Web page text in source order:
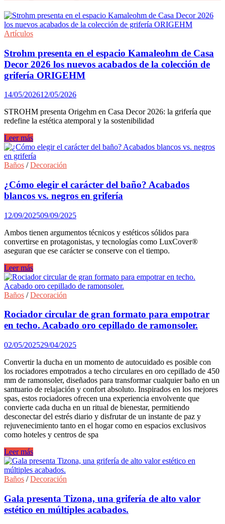
Artículos
Strohm presenta en el espacio Kamaleohm de Casa
Decor 2026 los nuevos acabados de la colección de
grifería ORIGEHM
14/05/202612/05/2026
STROHM presenta Origehm en Casa Decor 2026: la grifería que
redefine la estética atemporal y la sostenibilidad
Strohm
presenta
en
el
Kamaleohm
de
Casa
2026
los
nuevos
acabados
de
la
colección
de
grifería
ORIGEHM
Leer más
Baños /Decoración
¿Cómo elegir el carácter del baño? Acabados
blancos vs. negros en grifería
12/09/202509/09/2025
Ambos tienen argumentos técnicos y estéticos sólidos para
convertirse en protagonistas, y tecnologías como LuxCover®
aseguran que ese carácter se conserve con el tiempo.
¿Cómo
elegir
el
carácter
baño?
Acabados
blancos
negros
en
grifería
Leer más
Baños /Decoración
Rociador circular de gran formato para empotrar
en techo. Acabado oro cepillado de ramonsoler.
02/05/202529/04/2025
Convertir la ducha en un momento de autocuidado es posible con
los rociadores empotrados a techo circulares en oro cepillado de 450
mm de ramonsoler, diseñados para transformar cualquier baño en un
santuario de relajación y confort absoluto. Inspirados en los mejores
spas, estos rociadores ofrecen una experiencia envolvente que
convierte cada ducha en un ritual de bienestar, permitiendo
desconectar del estrés diario y disfrutar de un instante de paz y
rejuvenecimiento tanto en el hogar como en espacios exclusivos
como hoteles y centros de spa
Rociador
circular
de
gran
para
empotrar
en
Leer más
Baños /Decoración
Gala presenta Tizona, una grifería de alto valor
estético en múltiples acabados.